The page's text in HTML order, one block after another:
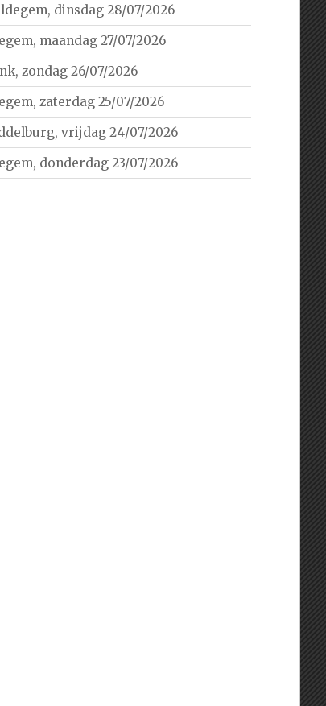
dinsdag 28/07/2026
maandag 27/07/2026
zondag 26/07/2026
zaterdag 25/07/2026
vrijdag 24/07/2026
donderdag 23/07/2026